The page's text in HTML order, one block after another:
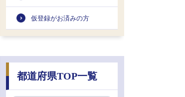
仮登録がお済みの方
都道府県TOP一覧